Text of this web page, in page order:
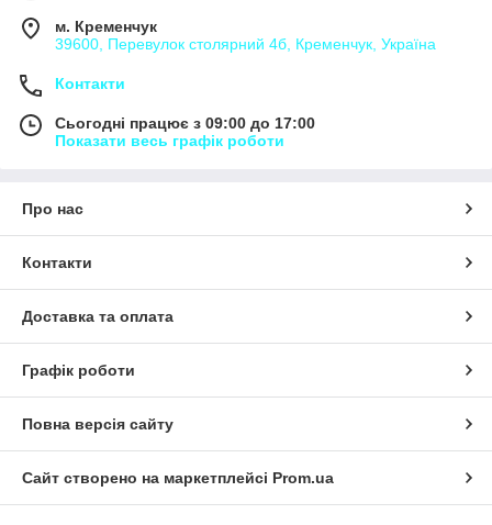
м. Кременчук
39600, Перевулок столярний 4б, Кременчук, Україна
Контакти
Сьогодні працює з 09:00 до 17:00
Показати весь графік роботи
Про нас
Контакти
Доставка та оплата
Графік роботи
Повна версія сайту
Сайт створено на маркетплейсі Prom.ua